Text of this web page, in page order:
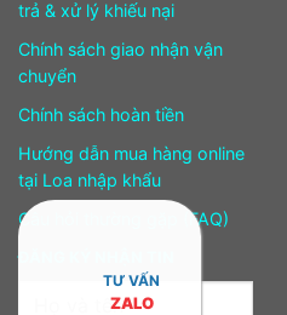
trả & xử lý khiếu nại
Chính sách giao nhận vận
chuyển
Chính sách hoàn tiền
Hướng dẫn mua hàng online
tại Loa nhập khẩu
Câu hỏi thường gặp (FAQ)
TƯ VẤN
ZALO